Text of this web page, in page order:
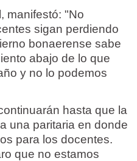
, manifestó: "No
sigan perdiendo
bonaerense sabe
abajo de lo que
y no lo podemos
hasta que la
una paritaria en donde
para los docentes.
que no estamos